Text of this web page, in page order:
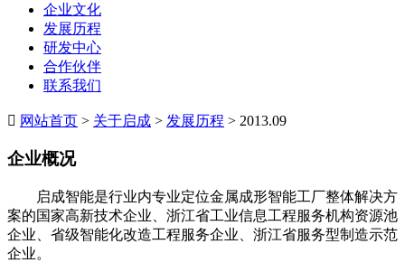
企业文化
发展历程
研发中心
合作伙伴
联系我们
 网站首页 > 关于启成 > 发展历程 > 2013.09
企业概况
启成智能是行业内专业定位金属成形智能工厂整体解决方
案的国家高新技术企业、浙江省工业信息工程服务机构资源池
企业、省级智能化改造工程服务企业、浙江省服务型制造示范
企业。